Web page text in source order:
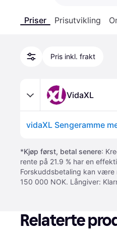
Priser Prisutvikling
Pris inkl. frakt
VidaXL
*Kjøp først, betal senere:
rente på 21.9 % har en
Forskuddsbetaling kan være
150 000 NOK. Långiver:
Relaterte